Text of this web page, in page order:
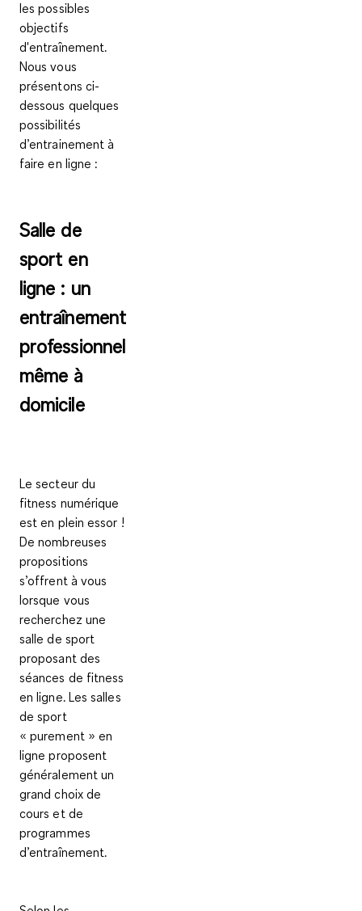
les possibles
objectifs
d'entraînement.
Nous vous
présentons ci-
dessous quelques
possibilités
d’entrainement à
faire en ligne :
Salle de
sport en
ligne : un
entraînement
professionnel
même à
domicile
Le secteur du
fitness numérique
est en plein essor !
De nombreuses
propositions
s’offrent à vous
lorsque vous
recherchez une
salle de sport
proposant des
séances de fitness
en ligne. Les salles
de sport
« purement » en
ligne proposent
généralementun
grand choix de
cours et de
programmes
d’entraînement.